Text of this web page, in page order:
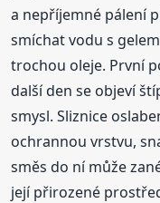
a nepříjemné pálení
smíchat vodu s
trochou oleje. První
další den se objeví
smysl. Sliznice
ochrannou vrstvu,
směs do ní může
její přirozené